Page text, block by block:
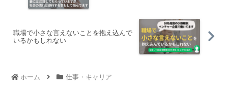
職場で小さな言えないことを抱え込んで
いるかもしれない
ホーム 仕事・キャリア